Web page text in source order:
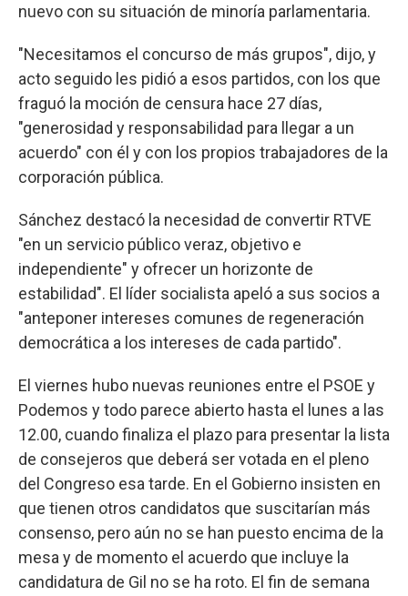
nuevo con su situación de minoría parlamentaria.
"Necesitamos el concurso de más grupos", dijo, y
acto seguido les pidió a esos partidos, con los que
fraguó la moción de censura hace 27 días,
"generosidad y responsabilidad para llegar a un
acuerdo" con él y con los propios trabajadores de la
corporación pública.
Sánchez destacó la necesidad de convertir RTVE
"en un servicio público veraz, objetivo e
independiente" y ofrecer un horizonte de
estabilidad". El líder socialista apeló a sus socios a
"anteponer intereses comunes de regeneración
democrática a los intereses de cada partido".
El viernes hubo nuevas reuniones entre el PSOE y
Podemos y todo parece abierto hasta el lunes a las
12.00, cuando finaliza el plazo para presentar la lista
de consejeros que deberá ser votada en el pleno
del Congreso esa tarde. En el Gobierno insisten en
que tienen otros candidatos que suscitarían más
consenso, pero aún no se han puesto encima de la
mesa y de momento el acuerdo que incluye la
candidatura de Gil no se ha roto. El fin de semana